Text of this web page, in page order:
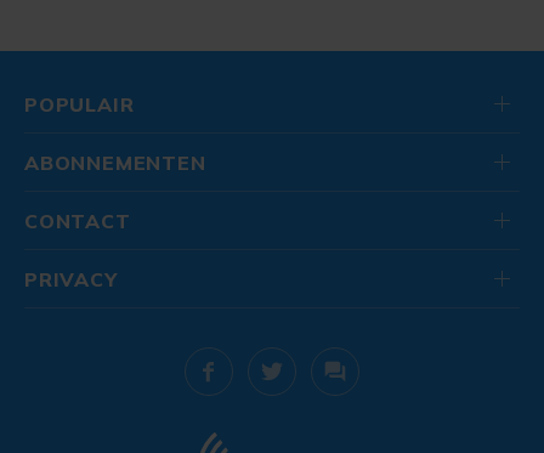
POPULAIR
ABONNEMENTEN
CONTACT
PRIVACY